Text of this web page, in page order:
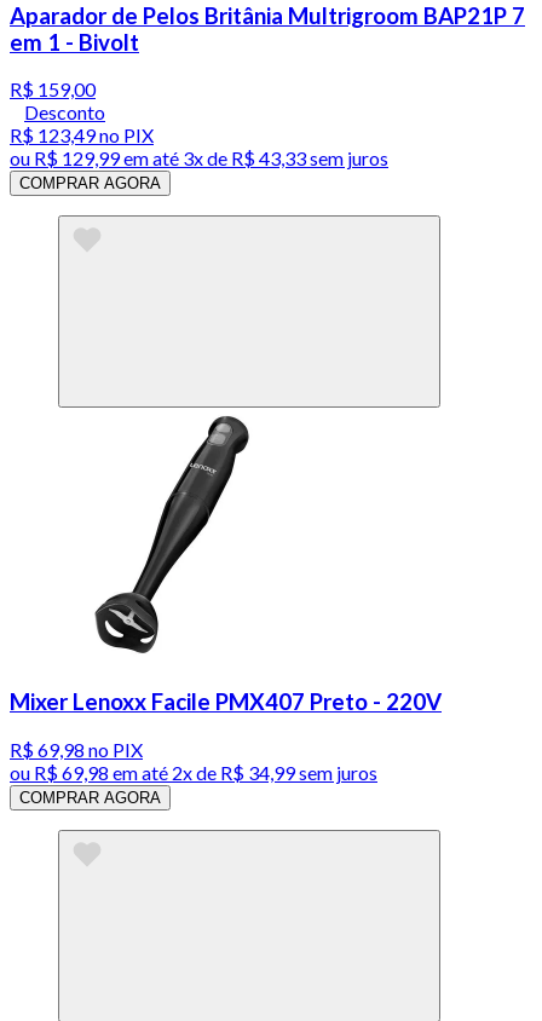
Aparador de Pelos Britânia Multrigroom BAP21P 7
em 1 - Bivolt
R$ 159,00
Desconto
R$ 123,49no PIX
ou R$ 129,99em até 3x de R$ 43,33 sem juros
COMPRAR AGORA
Mixer Lenoxx Facile PMX407 Preto - 220V
R$ 69,98 no PIX
ou R$ 69,98 em até 2x de R$ 34,99 sem juros
COMPRAR AGORA